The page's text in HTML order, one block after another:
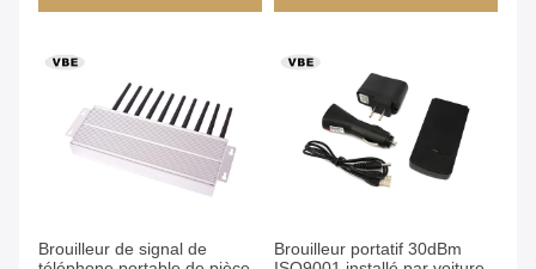
Brouilleur de signal de
Brouilleur portatif 30dBm